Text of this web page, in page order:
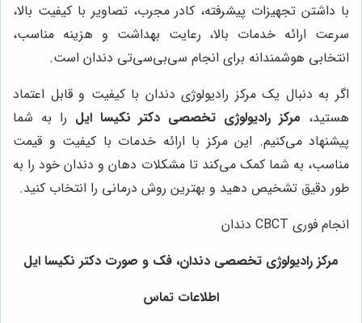
با داشتن تجهیزات پیشرفته، کادر مجرب، تصاویر با کیفیت بالا،
سرعت ارائه خدمات بالا، رعایت بهداشت و هزینه مناسب،
انتخابی هوشمندانه برای انجام سی‌بی‌سی‌تی دندان است.
اگر به دنبال یک مرکز رادیولوژی دندان با کیفیت و قابل اعتماد
هستید، مرکز رادیولوژی تخصصی دکتر نکیسا ایل را به شما
پیشنهاد می‌کنیم. این مرکز با ارائه خدمات با کیفیت و قیمت
مناسب، به شما کمک می‌کند تا مشکلات دهان و دندان خود را به
طور دقیق تشخیص دهید و بهترین روش درمانی را انتخاب کنید.
انجام فوری CBCT دندان
مرکز رادیولوژی تخصصی دندان، فک و صورت دکتر نکیسا ایل
اطلاعات تماس